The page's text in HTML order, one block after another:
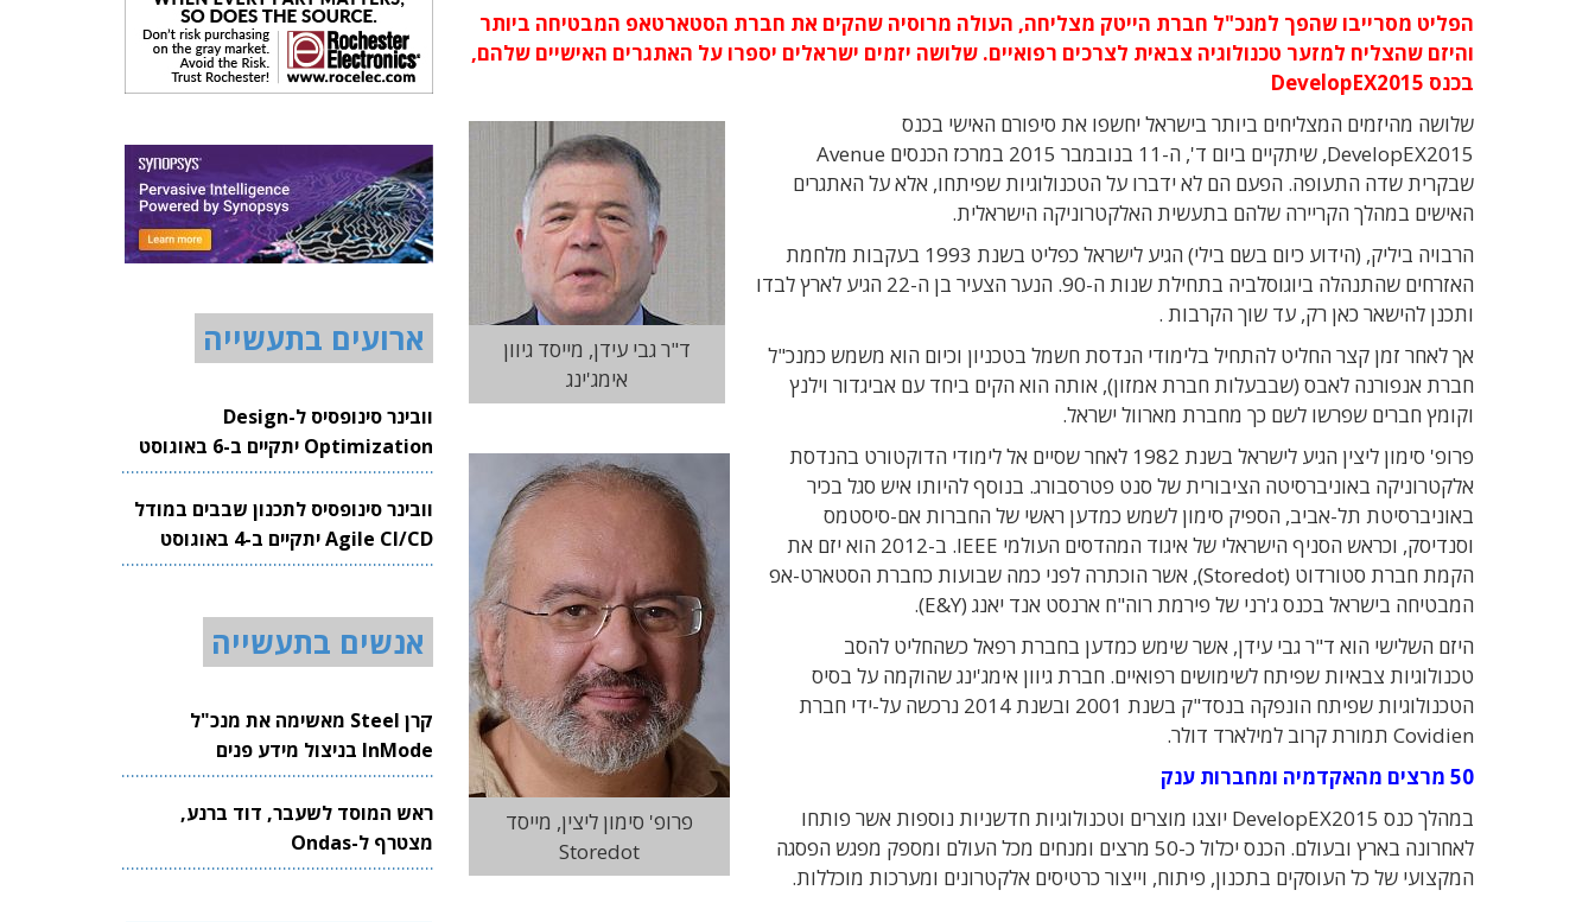
הפליט מסרייבו שהפך למנכ"ל חברת הייטק מצליחה, העולה מרוסיה שהקים את חברת הסטארטאפ המבטיחה ביותר
והיזם שהצליח למזער טכנולוגיה צבאית לצרכים רפואיים. שלושה יזמים ישראלים יספרו על האתגרים האישיים שלהם,
בכנס DevelopEX2015
ד"ר גבי עידן, מייסד גיוון
אימג'ינג
שלושה מהיזמים המצליחים ביותר בישראל יחשפו את סיפורם האישי בכנס
DevelopEX2015, שיתקיים ביום ד', ה-
11 בנובמבר 2015 במרכז הכנסים Avenue
שבקרית שדה התעופה. הפעם הם לא ידברו על הטכנולוגיות שפיתחו, אלא על האתגרים
האישים במהלך הקריירה שלהם בתעשית האלקטרוניקה הישראלית.
הרבויה ביליק, (הידוע כיום בשם בילי) הגיע לישראל כפליט בשנת 1993 בעקבות מלחמת
האזרחים שהתנהלה ביוגוסלביה בתחילת שנות ה-90. הנער הצעיר בן ה-22 הגיע לארץ לבדו
ותכנן להישאר כאן רק, עד שוך הקרבות .
אך לאחר זמן קצר החליט להתחיל בלימודי הנדסת חשמל בטכניון וכיום הוא משמש כמנכ"ל
חברת אנפורנה לאבס (שבבעלות חברת אמזון), אותה הוא הקים ביחד עם אביגדור וילנץ
וקומץ חברים שפרשו לשם כך מחברת מארוול ישראל.
פרופ' סימון ליצין, מייסד
Storedot
פרופ' סימון ליצין הגיע לישראל בשנת 1982 לאחר שסיים אל לימודי הדוקטורט בהנדסת
אלקטרוניקה באוניברסיטה הציבורית של סנט פטרסבורג. בנוסף להיותו איש סגל בכיר
באוניברסיטת תל-אביב, הספיק סימון לשמש כמדען ראשי של החברות אם-סיסטמס
וסנדיסק, וכראש הסניף הישראלי של איגוד המהדסים העולמי IEEE. ב-2012 הוא יזם את
הקמת חברת סטורדוט (Storedot), אשר הוכתרה לפני כמה שבועות כחברת הסטארט-אפ
המבטיחה בישראל בכנס ג'רני של פירמת רוה"ח ארנסט אנד יאנג (E&Y).
היזם השלישי הוא ד"ר גבי עידן, אשר שימש כמדען בחברת רפאל כשהחליט להסב
טכנולוגיות צבאיות שפיתח לשימושים רפואיים. חברת גיוון אימג'ינג שהוקמה על בסיס
הטכנולוגיות שפיתח הונפקה בנסד"ק בשנת 2001 ובשנת 2014 נרכשה על-ידי חברת
Covidien תמורת קרוב למילארד דולר.
50 מרצים מהאקדמיה ומחברות ענק
במהלך כנס DevelopEX2015 יוצגו מוצרים וטכנולוגיות חדשניות נוספות אשר פותחו
לאחרונה בארץ ובעולם.
הכנס יכלול כ-50 מרצים ומנחים מכל העולם ומספק מפגש הפסגה
המקצועי של כל העוסקים בתכנון, פיתוח, וייצור כרטיסים אלקטרונים ומערכות מוכללות.
ארועים בתעשייה
וובינר סינופסיס ל-Design
Optimization יתקיים ב-6 באוגוסט
2026
וובינר סינופסיס לתכנון שבבים במודל
Agile CI/CD יתקיים ב-4 באוגוסט
2026
אנשים בתעשייה
קרן Steel מאשימה את מנכ"ל
InMode בניצול מידע פנים
ראש המוסד לשעבר, דוד ברנע,
מצטרף ל-Ondas